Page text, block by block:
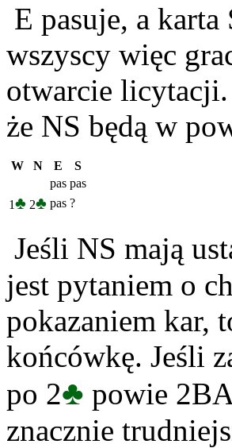
E pasuje, a
wszyscy więc
otwarcie licytacji.
że NS będą w
W N E
S
pas pas
1♣ 2♣ pas ?
Jeśli NS mają
jest pytaniem o
pokazaniem kar,
końcówkę. Jeśli
po 2♣ powie
znacznie